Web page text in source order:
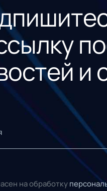
и
на обработку